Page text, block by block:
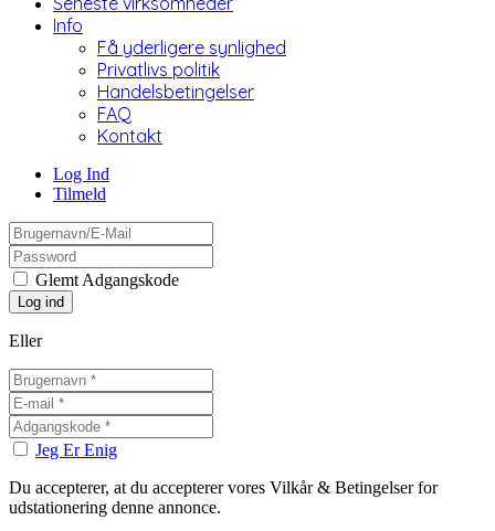
Info
Få yderligere synlighed
Privatlivs politik
Handelsbetingelser
FAQ
Kontakt
Log Ind
Tilmeld
Glemt Adgangskode
Eller
Jeg Er Enig
Du accepterer, at du accepterer vores Vilkår & Betingelser for
udstationering denne annonce.